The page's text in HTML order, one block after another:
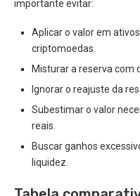
importante evitar:
Aplicar o valor em
criptomoedas.
Misturar a reserva com
Ignorar o reajuste da
Subestimar o valor
reais.
Buscar ganhos
liquidez.